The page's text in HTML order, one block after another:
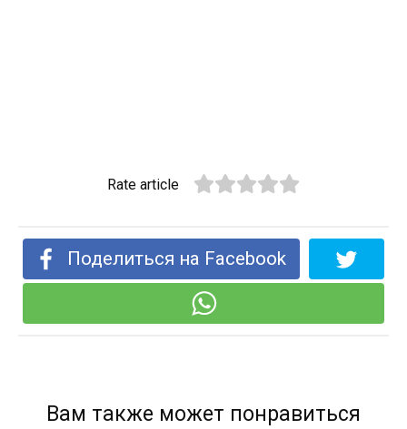
Rate article
Поделиться на Facebook
Вам также может понравиться